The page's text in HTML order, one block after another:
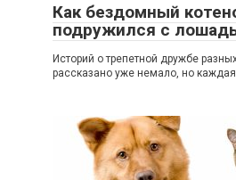
Как бездомный
подружился с
Историй о трепетной дружбе
рассказано уже немало, но каждая